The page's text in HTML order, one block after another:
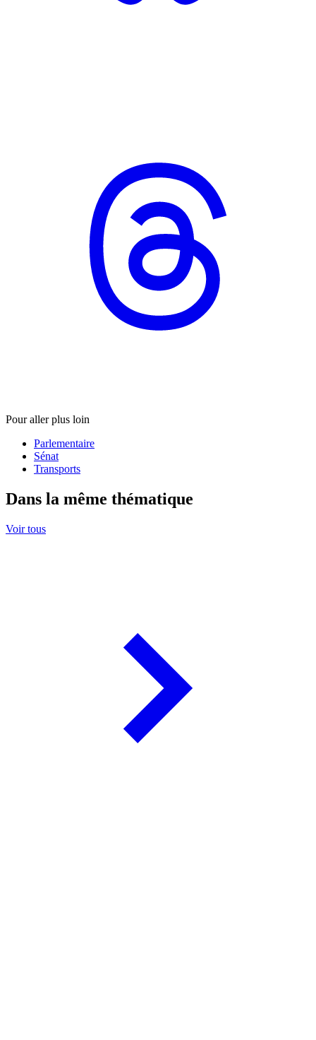
Pour aller plus loin
Parlementaire
Sénat
Transports
Dans la même thématique
Voir tous